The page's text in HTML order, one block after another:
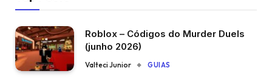
Roblox – Códigos do Murder Duels
(junho 2026)
Valteci Junior GUIAS